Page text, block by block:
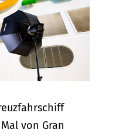
von Gran